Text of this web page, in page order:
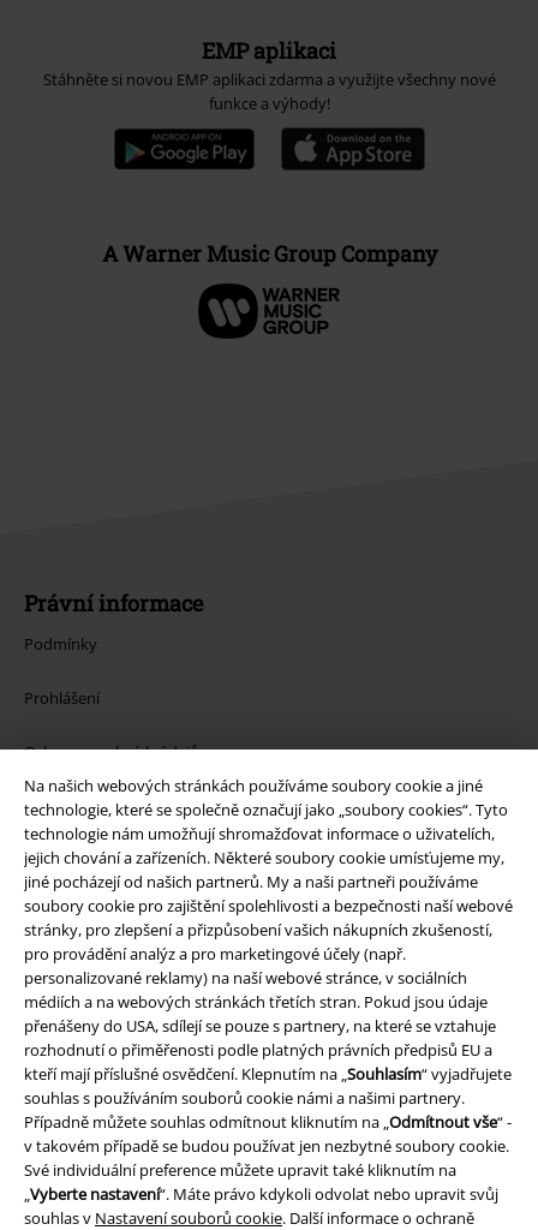
Na našich webových stránkách používáme soubory cookie a jiné
technologie, které se společně označují jako „soubory cookies“. Tyto
technologie nám umožňují shromažďovat informace o uživatelích,
jejich chování a zařízeních. Některé soubory cookie umísťujeme my,
jiné pocházejí od našich partnerů. My a naši partneři používáme
soubory cookie pro zajištění spolehlivosti a bezpečnosti naší webové
stránky, pro zlepšení a přizpůsobení vašich nákupních zkušeností,
pro provádění analýz a pro marketingové účely (např.
personalizované reklamy) na naší webové stránce, v sociálních
médiích a na webových stránkách třetích stran. Pokud jsou údaje
přenášeny do USA, sdílejí se pouze s partnery, na které se vztahuje
rozhodnutí o přiměřenosti podle platných právních předpisů EU a
kteří mají příslušné osvědčení. Klepnutím na „Souhlasím“ vyjadřujete
souhlas s používáním souborů cookie námi a našimi partnery.
Případně můžete souhlas odmítnout kliknutím na „Odmítnout vše“ -
v takovém případě se budou používat jen nezbytné soubory cookie.
Své individuální preference můžete upravit také kliknutím na
„Vyberte nastavení“. Máte právo kdykoli odvolat nebo upravit svůj
souhlas v Nastavení souborů cookie. Další informace o ochraně
EMP aplikaci
Stáhněte si novou EMP aplikaci zdarma a využijte všechny nové
funkce a výhody!
A Warner Music Group Company
Právní informace
Podmínky
Prohlášení
Ochrana osobních údajů
Likvidace odpadu a ochrana životního prostředí
Prohlášení o shodě
Informace o přístupnosti
Nastavení souborů cookie
Odstoupení od smlouvy
Všechny ceny jsou včetně DPH, bezpoštovného a balného
© 1986-2026 EMP Merchandising